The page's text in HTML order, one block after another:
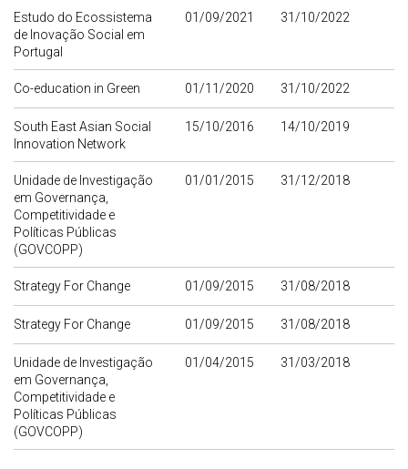
Estudo do Ecossistema
de Inovação Social em
Portugal
01/09/2021 31/10/2022
Co-education in Green 01/11/2020 31/10/2022
South East Asian Social
Innovation Network
15/10/2016 14/10/2019
Unidade de Investigação
em Governança,
Competitividade e
Políticas Públicas
(GOVCOPP)
01/01/2015 31/12/2018
Strategy For Change 01/09/2015 31/08/2018
Strategy For Change 01/09/2015 31/08/2018
Unidade de Investigação
em Governança,
Competitividade e
Políticas Públicas
(GOVCOPP)
01/04/2015 31/03/2018